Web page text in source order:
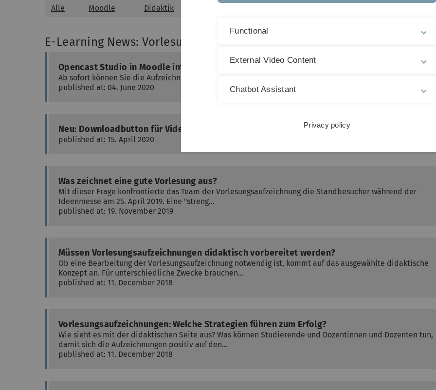
Alle Moodle Didaktik
E-Learning News: Vorlesungsaufzeichnung OpenCast
Opencast Studio in Moodle integriert
Ab sofort können Sie die Aufzeichnungslösung Opencast Studio aus Moodle heraus nutzen.
published at: 04. June 2020
Neu: Downloadbutton für Videos der Opencast LTI Aktivität in Moodle
published at: 15. April 2020
Was zeichnet eine gute Vorlesung aus?
Mit dieser Frage konfrontierte das Team der Vorlesungsaufzeichnung die Standbesucher während der
Ideenmesse am 25. April 2019. Eine "streng…
published at: 19. November 2019
Müssen Vorlesungsaufzeichnungen didaktisch vorbereitet werden?
Ob eine Bearbeitung der Vorlesungsaufzeichnung notwendig ist, kommt auf das ausgewählte didaktische
Konzept an. Für unterschiedliche Zwecke brauchen…
published at: 11. December 2018
Vorlesungsaufzeichnungen: Welche Strategien führen zum Erfolg?
Wie sieht es mit der didaktischen Seite aus? Was können Studierende und Dozentinnen und Dozenten tun,
damit sich die Aufzeichnungen positiv auf den…
published at: 11. December 2018
Functional
External Video Content
Chatbot Assistant
Privacy policy